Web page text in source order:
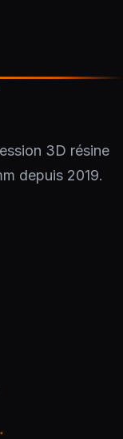
3D résine
depuis 2019.